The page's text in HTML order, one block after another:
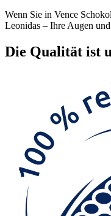
Wenn Sie in Vence
Leonidas – Ihre Augen
Die Qualität ist